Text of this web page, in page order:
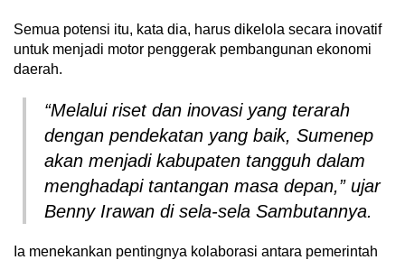
Semua potensi itu, kata dia, harus dikelola secara inovatif
untuk menjadi motor penggerak pembangunan ekonomi
daerah.
“Melalui riset dan inovasi yang terarah
dengan pendekatan yang baik, Sumenep
akan menjadi kabupaten tangguh dalam
menghadapi tantangan masa depan,” ujar
Benny Irawan di sela-sela Sambutannya.
Ia menekankan pentingnya kolaborasi antara pemerintah